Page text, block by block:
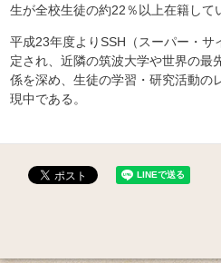
生が全校生徒の約22％以上在籍して
平成23年度よりSSH（スーパー・
定され、近隣の筑波大学や世界の最
係を深め、生徒の学習・研究活動の
現中である。